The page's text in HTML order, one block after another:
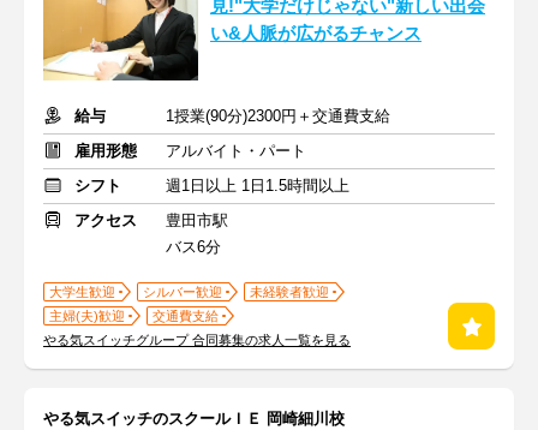
見!"大学だけじゃない"新しい出会
い&人脈が広がるチャンス
給与
1授業(90分)2300円＋交通費支給
雇用形態
アルバイト・パート
シフト
週1日以上 1日1.5時間以上
アクセス
豊田市駅
バス6分
大学生歓迎 シルバー歓迎
未経験者歓迎
主婦(夫)歓迎
交通費支給
やる気スイッチグループ 合同募集の求人一覧を見る
やる気スイッチのスクールＩＥ 岡崎細川校